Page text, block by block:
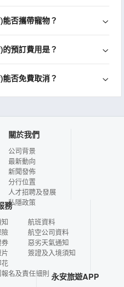
否攜帶寵物？
預訂費用是？
否免費取消？
關於我們
公司背景
最新動向
新聞發佈
分行位置
人才招聘及發展
私隱政策
務
航班資料
航空公司資料
惡劣天氣通知
簽證及入境須知
名及責任細則 永安旅遊APP